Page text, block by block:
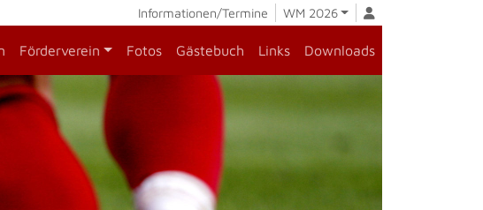
Informationen/Termine WM 2026
Förderverein Fotos Gästebuch Links Downloads